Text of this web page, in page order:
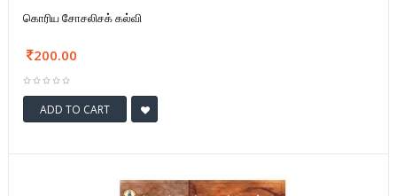
கொரிய சோசலிசக் கல்வி
200.00
ADD TO CART